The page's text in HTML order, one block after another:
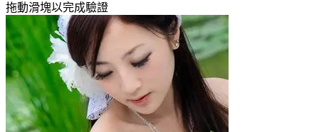
拖動滑塊以完成驗證